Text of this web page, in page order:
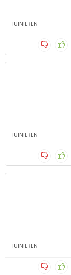
TUINIEREN
TUINIEREN
TUINIEREN